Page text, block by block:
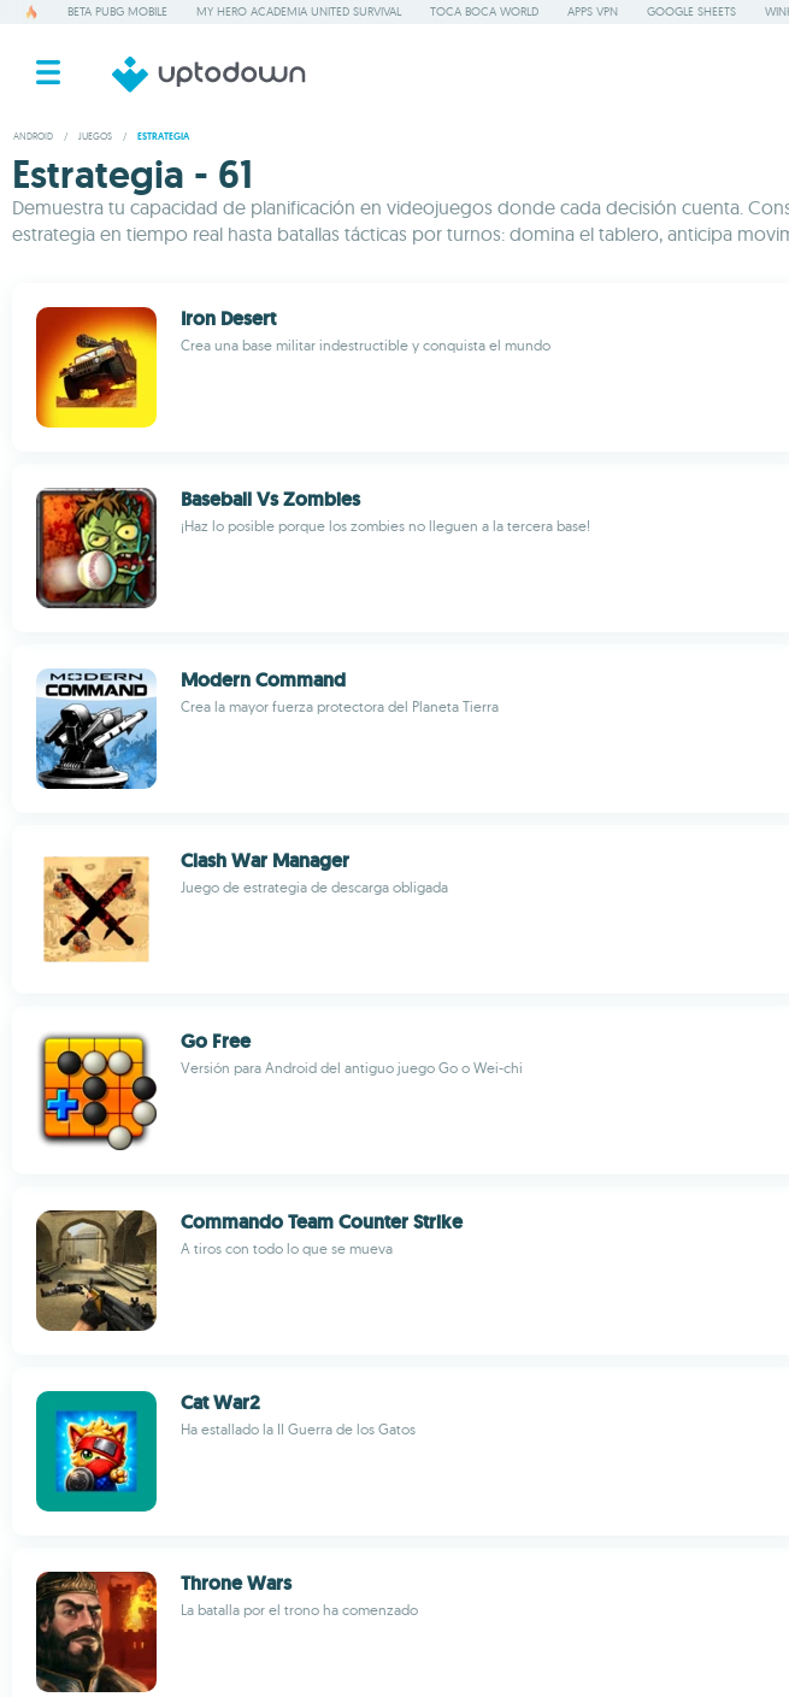
BETA PUBG MOBILE MY HERO ACADEMIA UNITED SURVIVAL TOCA BOCA WORLD APPS VPN GOOGLE SHEETS
ANDROID / JUEGOS / ESTRATEGIA
Estrategia - 61
Demuestra tu capacidad de planificación en videojuegos donde cada decisión cuenta.
estrategia en tiempo real hasta batallas tácticas por turnos: domina el tablero, anticipa
Iron Desert
Crea una base militar indestructible y conquista el mundo
Baseball Vs Zombies
¡Haz lo posible porque los zombies no lleguen a la tercera base!
Modern Command
Crea la mayor fuerza protectora del Planeta Tierra
Clash War Manager
Juego de estrategia de descarga obligada
Go Free
Versión para Android del antiguo juego Go o Wei-chi
Commando Team Counter Strike
A tiros con todo lo que se mueva
Cat War2
Ha estallado la II Guerra de los Gatos
Throne Wars
La batalla por el trono ha comenzado